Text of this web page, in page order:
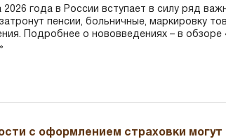
2026 года в России вступает в силу ряд
пенсии, больничные, маркировку
Подробнее о нововведениях – в обзоре
с оформлением страховки могут